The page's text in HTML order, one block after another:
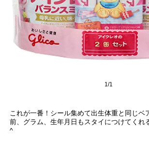
1/1
これが一番！シール集めて出生体重と同じベ
前、グラム、生年月日もスタイにつけてくれ
^